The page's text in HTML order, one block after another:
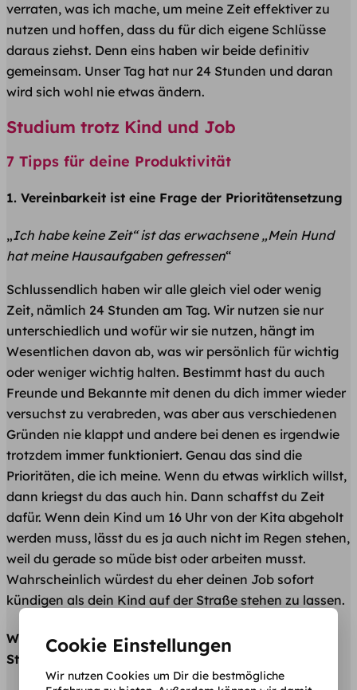
verraten, was ich mache, um meine Zeit effektiver zu
nutzen und hoffen, dass du für dich eigene Schlüsse
daraus ziehst. Denn eins haben wir beide definitiv
gemeinsam. Unser Tag hat nur 24 Stunden und daran
wird sich wohl nie etwas ändern.
Studium trotz Kind und Job
7 Tipps für deine Produktivität
1. Vereinbarkeit ist eine Frage der Prioritätensetzung
„Ich habe keine Zeit“ist das erwachsene „Mein Hund
hat meine Hausaufgaben gefressen“
Schlussendlich haben wir alle gleich viel oder wenig
Zeit, nämlich 24 Stunden am Tag. Wir nutzen sie nur
unterschiedlich und wofür wir sie nutzen, hängt im
Wesentlichen davon ab, was wir persönlich für wichtig
oder weniger wichtig halten. Bestimmt hast du auch
Freunde und Bekannte mit denen du dich immer wieder
versuchst zu verabreden, was aber aus verschiedenen
Gründen nie klappt und andere bei denen es irgendwie
trotzdem immer funktioniert. Genau das sind die
Prioritäten, die ich meine. Wenn du etwas wirklich willst,
dann kriegst du das auch hin. Dann schaffst du Zeit
dafür. Wenn dein Kind um 16 Uhr von der Kita abgeholt
werden muss, lässt du es ja auch nicht im Regen stehen,
weil du gerade so müde bist oder arbeiten musst.
Wahrscheinlich würdest du eher deinen Job sofort
kündigen als dein Kind auf der Straße stehen zu lassen.
Wie setze ich die richtigen Prioritäten im
Studienalltag?
Cookie Einstellungen
Wir nutzen Cookies um Dir die bestmögliche